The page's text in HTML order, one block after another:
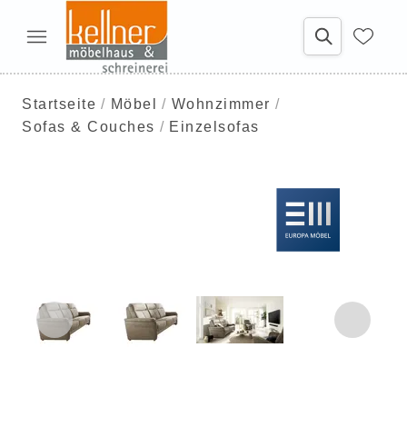
Startseite Möbel
Wohnzimmer
Sofas & Couches
Einzelsofas